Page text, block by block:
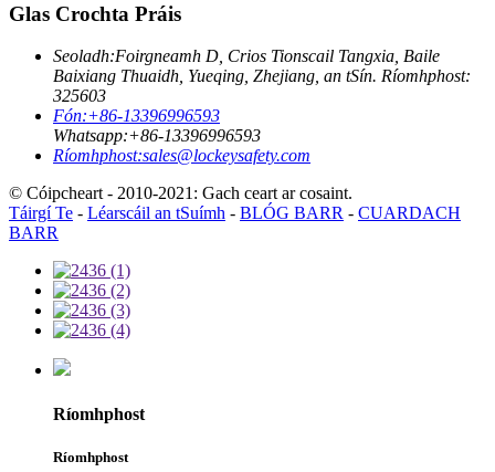
Glas Crochta Práis
Seoladh:Foirgneamh D, Crios Tionscail Tangxia, Baile
Baixiang Thuaidh, Yueqing, Zhejiang, an tSín. Ríomhphost:
325603
Fón:+86-13396996593
Whatsapp:+86-13396996593
Ríomhphost:sales@lockeysafety.com
© Cóipcheart - 2010-2021: Gach ceart ar cosaint.
Táirgí Te - Léarscáil an tSuímh - BLÓG BARR - CUARDACH
BARR
Ríomhphost
Ríomhphost